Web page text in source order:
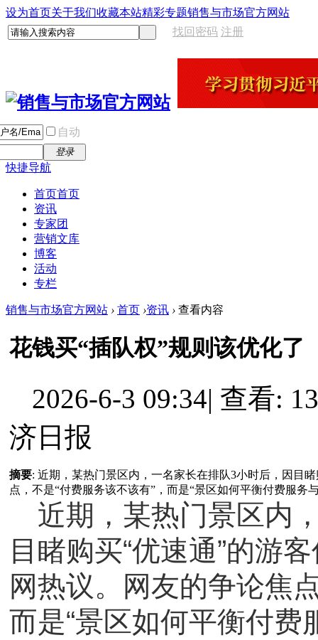
设为首页关于我们收藏本站精彩专题销售与市场官方网站
找回密码 注册
自动
登录
快捷导航
首页首页
资讯
专家团
营销文库
博客
活动
专栏
销售与市场官方网站 › 首页 ›资讯 › 查看内容
花钱买“插队权”规则该优化了
2026-6-3 09:34| 查看:
济日报
摘要: 近期，某热门景区内，一名家长在排队3小时后，因目
点，不是“付费服务该不该有”，而是“景区如何平衡付费服务
近期，某热门景区内
目睹购买“优速通”的游
网热议。网友的争论焦
而是“景区如何平衡付费